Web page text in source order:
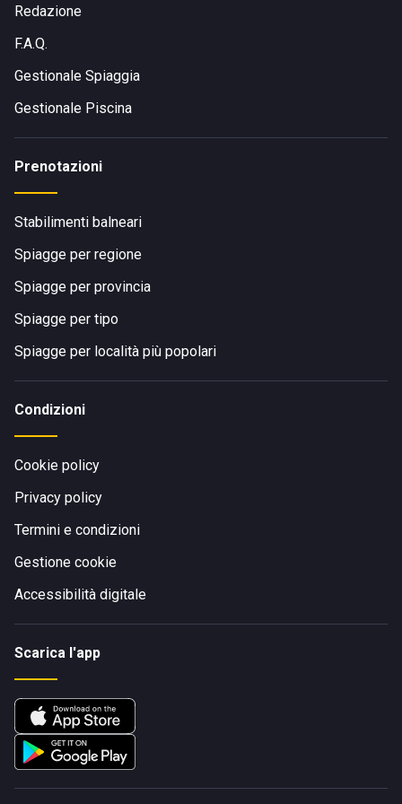
contesto della Riviera dellee Palme .
Redazione
F.A.Q.
Gestionale Spiaggia
Gestionale Piscina
Prenotazioni
Stabilimenti balneari
Spiagge per regione
Spiagge per provincia
Spiagge per tipo
Spiagge per località più popolari
Condizioni
Cookie policy
Privacy policy
Termini e condizioni
Gestione cookie
Accessibilità digitale
Scarica l'app